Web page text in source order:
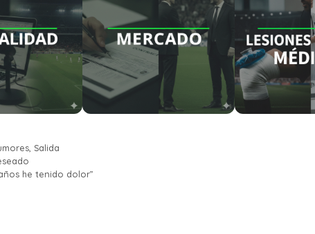
, Salida
he tenido dolor”